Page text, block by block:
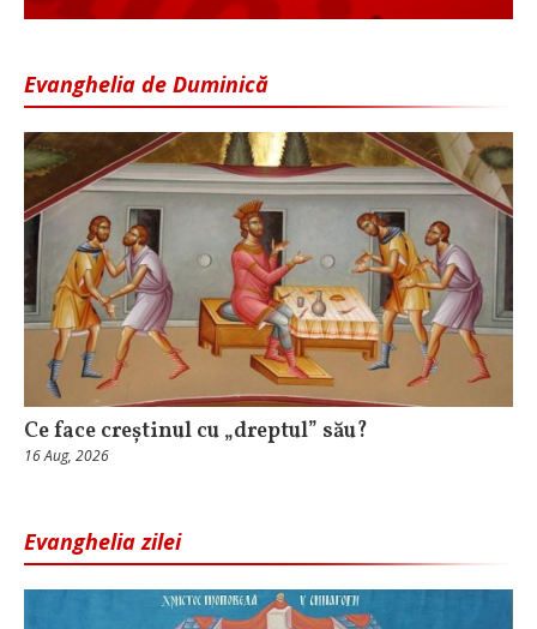
Evanghelia de Duminică
Ce face creștinul cu „dreptul” său?
16 Aug, 2026
Evanghelia zilei